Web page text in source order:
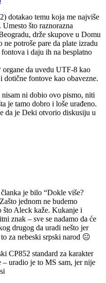
dotakao temu koja me najviše
što raznorazna
drže skupove u Domu
potroše pare da plate izradu
i daju ih na besplatno
da uvedu UTF-8 kao
dotične fontove kao obavezne.
ni dobio ovo pismo, niti
je tamo dobro i loše urađeno.
da je Deki otvorio diskusiju u
je bilo “Dokle više?
jednom ne budemo
što Aleck kaže. Kukanje i
znak – sve se nadamo da će
drugog da uradi nešto jer
za nebeski srpski narod 😐
CP852 standard za karakter
– uradio je to MS sam, jer nije